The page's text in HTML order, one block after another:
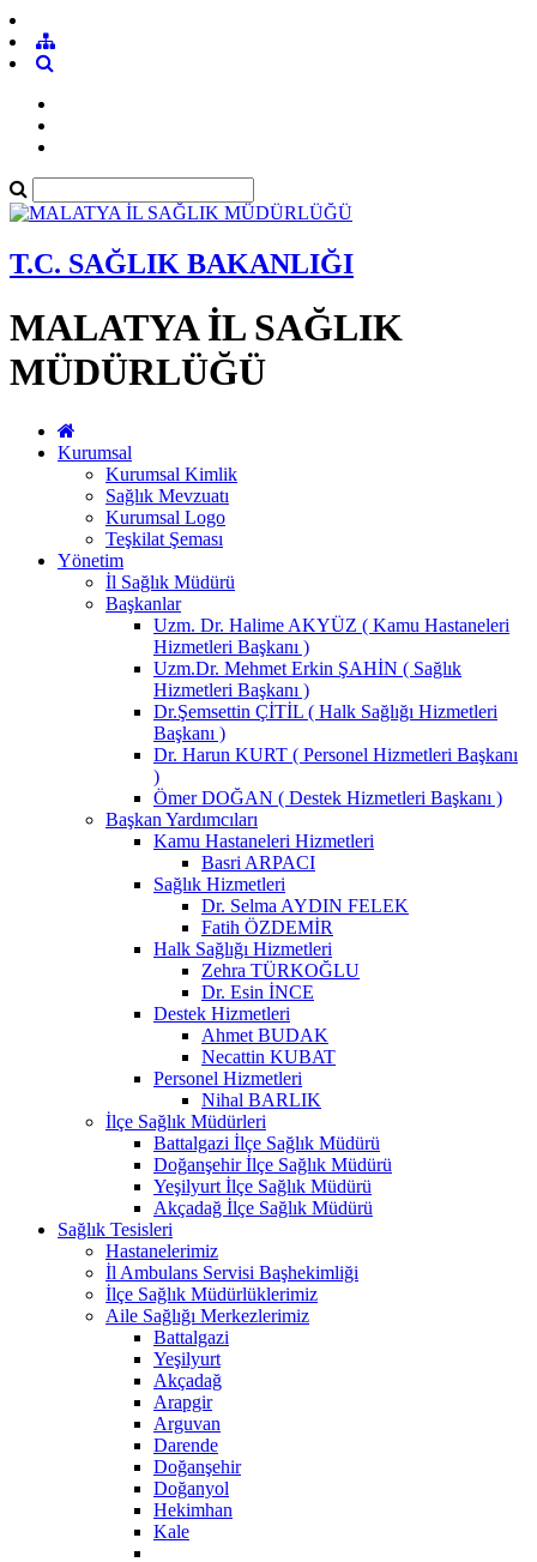
T.C. SAĞLIK BAKANLIĞI
MALATYA İL SAĞLIK
MÜDÜRLÜĞÜ
Kurumsal
Kurumsal Kimlik
Sağlık Mevzuatı
Kurumsal Logo
Teşkilat Şeması
Yönetim
İl Sağlık Müdürü
Başkanlar
Uzm. Dr. Halime AKYÜZ ( Kamu Hastaneleri
Hizmetleri Başkanı )
Uzm.Dr. Mehmet Erkin ŞAHİN ( Sağlık
Hizmetleri Başkanı )
Dr.Şemsettin ÇİTİL ( Halk Sağlığı Hizmetleri
Başkanı )
Dr. Harun KURT ( Personel Hizmetleri Başkanı
)
Ömer DOĞAN ( Destek Hizmetleri Başkanı )
Başkan Yardımcıları
Kamu Hastaneleri Hizmetleri
Basri ARPACI
Sağlık Hizmetleri
Dr. Selma AYDIN FELEK
Fatih ÖZDEMİR
Halk Sağlığı Hizmetleri
Zehra TÜRKOĞLU
Dr. Esin İNCE
Destek Hizmetleri
Ahmet BUDAK
Necattin KUBAT
Personel Hizmetleri
Nihal BARLIK
İlçe Sağlık Müdürleri
Battalgazi İlçe Sağlık Müdürü
Doğanşehir İlçe Sağlık Müdürü
Yeşilyurt İlçe Sağlık Müdürü
Akçadağ İlçe Sağlık Müdürü
Sağlık Tesisleri
Hastanelerimiz
İl Ambulans Servisi Başhekimliği
İlçe Sağlık Müdürlüklerimiz
Aile Sağlığı Merkezlerimiz
Battalgazi
Yeşilyurt
Akçadağ
Arapgir
Arguvan
Darende
Doğanşehir
Doğanyol
Hekimhan
Kale